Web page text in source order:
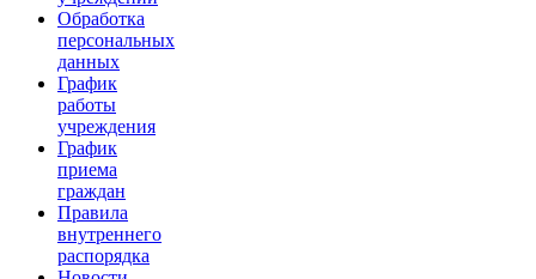
Обработка
персональных
данных
График
работы
учреждения
График
приема
граждан
Правила
внутреннего
распорядка